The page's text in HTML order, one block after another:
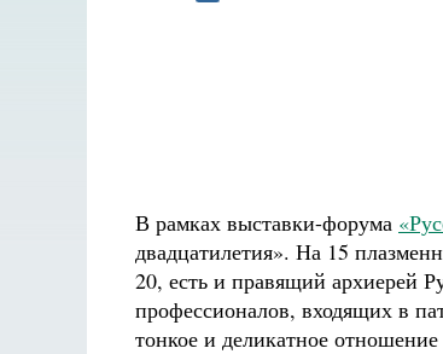
В рамках выставки-форума
двадцатилетия». На 15
20, есть и правящий архиерей
профессионалов, входящих в
тонкое и деликатное